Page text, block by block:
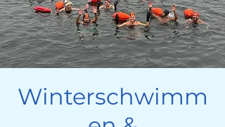
Winterschwimm